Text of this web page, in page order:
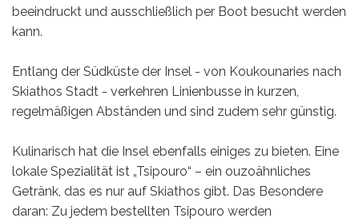
beeindruckt und ausschließlich per Boot besucht werden
kann.
Entlang der Südküste der Insel - von Koukounaries nach
Skiathos Stadt - verkehren Linienbusse in kurzen,
regelmäßigen Abständen und sind zudem sehr günstig.
Kulinarisch hat die Insel ebenfalls einiges zu bieten. Eine
lokale Spezialität ist „Tsipouro“ – ein ouzoähnliches
Getränk, das es nur auf Skiathos gibt. Das Besondere
daran: Zu jedem bestellten Tsipouro werden